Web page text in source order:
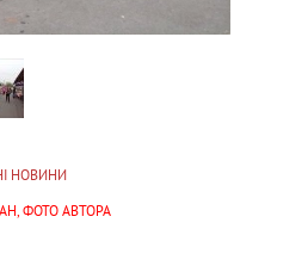
НОВИНИ
ФОТО АВТОРА